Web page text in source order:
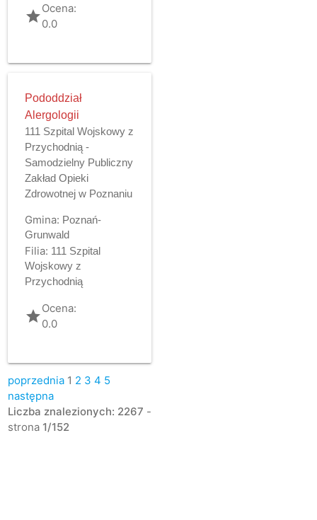
gradeOcena:
0.0
Pododdział
Alergologii
111 Szpital Wojskowy z
Przychodnią -
Samodzielny Publiczny
Zakład Opieki
Zdrowotnej w Poznaniu
Gmina: Poznań-
Grunwald
Filia: 111 Szpital
Wojskowy z
Przychodnią
gradeOcena:
0.0
poprzednia 1 2 3 4 5
następna
Liczba znalezionych: 2267 -
strona 1/152